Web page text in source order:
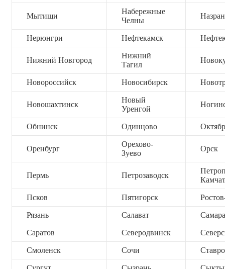
Мытищи
Набережные
Челны
Нерюнгри Нефтекамск
Нижний Новгород
Нижний
Тагил
Новороссийск Новосибирск
Новошахтинск
Новый
Уренгой
Обнинск Одинцово
Оренбург
Орехово-
Зуево
Орск
Пермь Петрозаводск
Псков Пятигорск
Рязань Салават Самара
Саратов Северодвинск
Смоленск Сочи